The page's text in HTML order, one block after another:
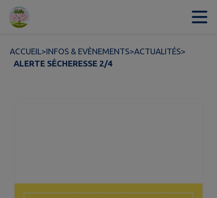
Contenu
ACCUEIL>INFOS & EVÈNEMENTS>ACTUALITÉS>
ALERTE SÉCHERESSE 2/4